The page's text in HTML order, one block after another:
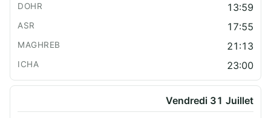
13:59
17:55
21:13
23:00
Vendredi 31 Juillet